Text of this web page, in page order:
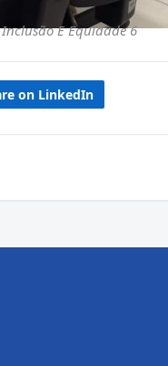
E Equidade 6
on LinkedIn